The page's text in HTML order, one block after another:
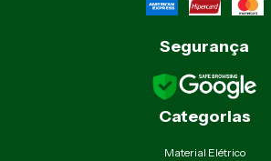
Segurança
Categorias
Material Elétrico